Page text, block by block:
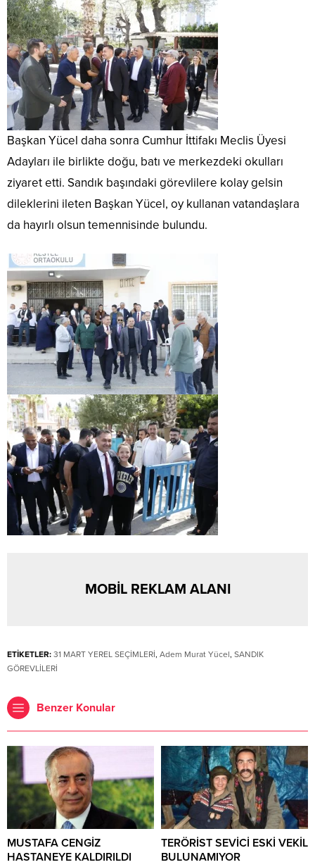
Başkan Yücel daha sonra Cumhur İttifakı Meclis Üyesi
Adayları ile birlikte doğu, batı ve merkezdeki okulları
ziyaret etti. Sandık başındaki görevlilere kolay gelsin
dileklerini ileten Başkan Yücel, oy kullanan vatandaşlara
da hayırlı olsun temennisinde bulundu.
MOBİL REKLAM ALANI
ETİKETLER: 31 MART YEREL SEÇİMLERİ, Adem Murat Yücel, SANDIK
GÖREVLİLERİ
Benzer Konular
MUSTAFA CENGİZ
HASTANEYE KALDIRILDI
TERÖRİST SEVİCİ ESKİ VEKİL
BULUNAMIYOR